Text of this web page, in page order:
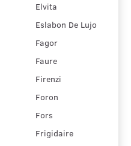
Elvita
Eslabon De Lujo
Fagor
Faure
Firenzi
Foron
Fors
Frigidaire